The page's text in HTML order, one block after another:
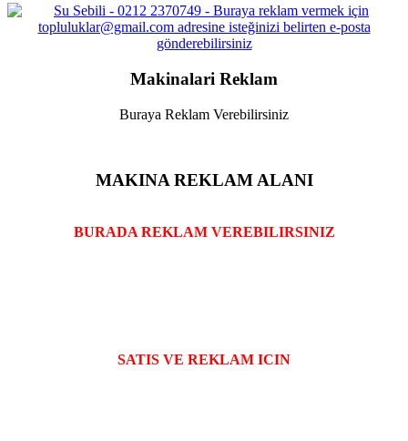
Makinalari Reklam
Buraya Reklam Verebilirsiniz
MAKINA REKLAM ALANI
BURADA REKLAM VEREBILIRSINIZ
SATIS VE REKLAM ICIN